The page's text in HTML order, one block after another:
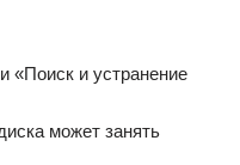
«Поиск и устранение
может занять